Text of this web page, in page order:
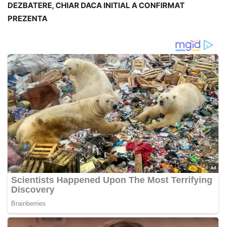
DEZBATERE, CHIAR DACA INITIAL A CONFIRMAT
PREZENTA